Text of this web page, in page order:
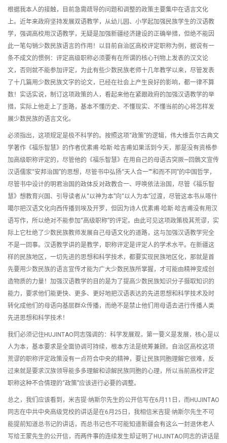
根据我本人的接触，目前急需疏导的问题和调整的政策主要集中在语言文化
上。近年来政府坚持发展双语教学，从幼儿园、小学起加强民族学生的汉语教
学，强调高校用汉语教学，无疑是加强新疆经济建设的正确举措，但绝不能因
此一笔勾销少数民族语言的作用！以目前自治区高校评定职称为例，据说有一
条不成文的惯例：评定高级职称必须要有在所谓的核心刊物上发表的汉文论
文，否则就不能参加评定，为此有些少数民族老师十几年教学以来，尽管发表
了十几篇用少数民族文字的论文，已经在社会上产生良好的影响，都一律不算
数！实话实说，制订这项政策的人，看起来他在紧跟政府的加强汉语教学的举
措，实际上他走上了歪路，基本不懂历史、不懂现实、不懂当前的心将怎样发
展少数民族的语言文化。
必须指出，这项规定是极不科学的。按照这项“政策”的逻辑，伟大维吾尔古典文
学著作《福乐智慧》的作者优素甫·哈斯·哈吉甫如果活到今天，那是没有资格参
加高级职称评定的，尽管他的《福乐智慧》在用自己的母语古突厥—回鶻文宣传
汉语儒家“安邦治国”的思想，尽管书中弘扬“天人合一”“和而不同”的中国哲学，
尽管书中设计的明君治国的政体反对政教合一、呼唤依法治国，尽管《福乐智
慧》想教育兴国、引导读者从“以神为本”向“以人为本”过渡，尽管这本书从喀什
噶尔把汉语文化向西传播到埃及开罗，但因为诗人优素甫·哈斯·哈吉甫没有用汉
语写作，所以绝对不能参加“高级职称”的评定。由此可见这项政策极其荒谬，实
际上它杜绝了少数民族教师发展自己母语文化的道路，这与加强汉语教学完全
不是一回事。汉语教学讲的是教学，职称评定是评定人的学术水平。在新疆这
样的民族地区，一切先进的思想和科学技术，都要实现民族地区化，那就是首
先要用少数民族的语言宣传才能为广大少数民族所掌握，才可能由精神变成创
造物质的力量！加强汉语教学的目的是为了提高少数民族知识分子摄取知识的
能力，要求他们能更快、更多、更好地把汉语表达的先进思想和科学技术及时
转化成他们的母语向基层群众传播，而绝不是禁止他们用母语去进行传播人类
先进思想和科学技术！
我们必须记住HUJINTAO同志强调的：科学发展观，第一要义是发展，核心是以
人为本，基本要求是全面协调可持续，根本方法是统筹兼顾。自治区高校这项
荒谬的职称评定政策没有一点符合中央的精神，要让民族同胞理解它很难，反
过来就是要求汉族领导能多多理解和谅解民族同胞的心理，所以当前高校评定
职称这种不合情理的“政策”应该进行必要的调整。
总之，我们应该看到，米吉提·纳斯尔先生的公开信写在6月11日，而HUJINTAO
同志在中共中央高级党校的讲话是在6月25日，我相信米吉提·纳斯尔先生不可
能提前知道总书记的讲话，而总书记也不可能知道新疆会有这么一封退休老人
写给王蒙先生的公开信，而两件事的连续发生却证明了HUJINTAO同志的讲话是